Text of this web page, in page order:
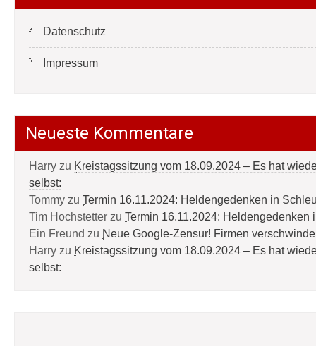
Datenschutz
Impressum
Neueste Kommentare
Harry zu Kreistagssitzung vom 18.09.2024 – Es hat
selbst:
Tommy zu Termin 16.11.2024: Heldengedenken in
Tim Hochstetter zu Termin 16.11.2024: Heldengedenken
Ein Freund zu Neue Google-Zensur! Firmen
Harry zu Kreistagssitzung vom 18.09.2024 – Es hat
selbst: